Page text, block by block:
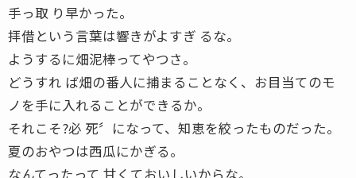
手っ取 り早かった。
拝借という言葉は響きがよすぎ るな。
ようするに畑泥棒ってやつさ。
どうすれ ば畑の番人に捕まることなく、お目当てのモ
ノを手に入れることができるか。
それこそ?必 死〞になって、知恵を絞ったものだった。
夏のおやつは西瓜にかぎる。
なんてったって 甘くておいしいからな。